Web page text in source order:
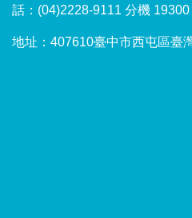
話：(04)2228-9111 分機 19300
地址：407610臺中市西屯區臺